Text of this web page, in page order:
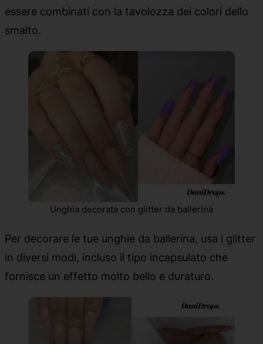
essere combinati con la tavolozza dei colori dello
smalto.
Unghia decorata con glitter da ballerina
Per decorare le tue unghie da ballerina, usa i glitter
in diversi modi, incluso il tipo incapsulato che
fornisce un effetto molto bello e duraturo.